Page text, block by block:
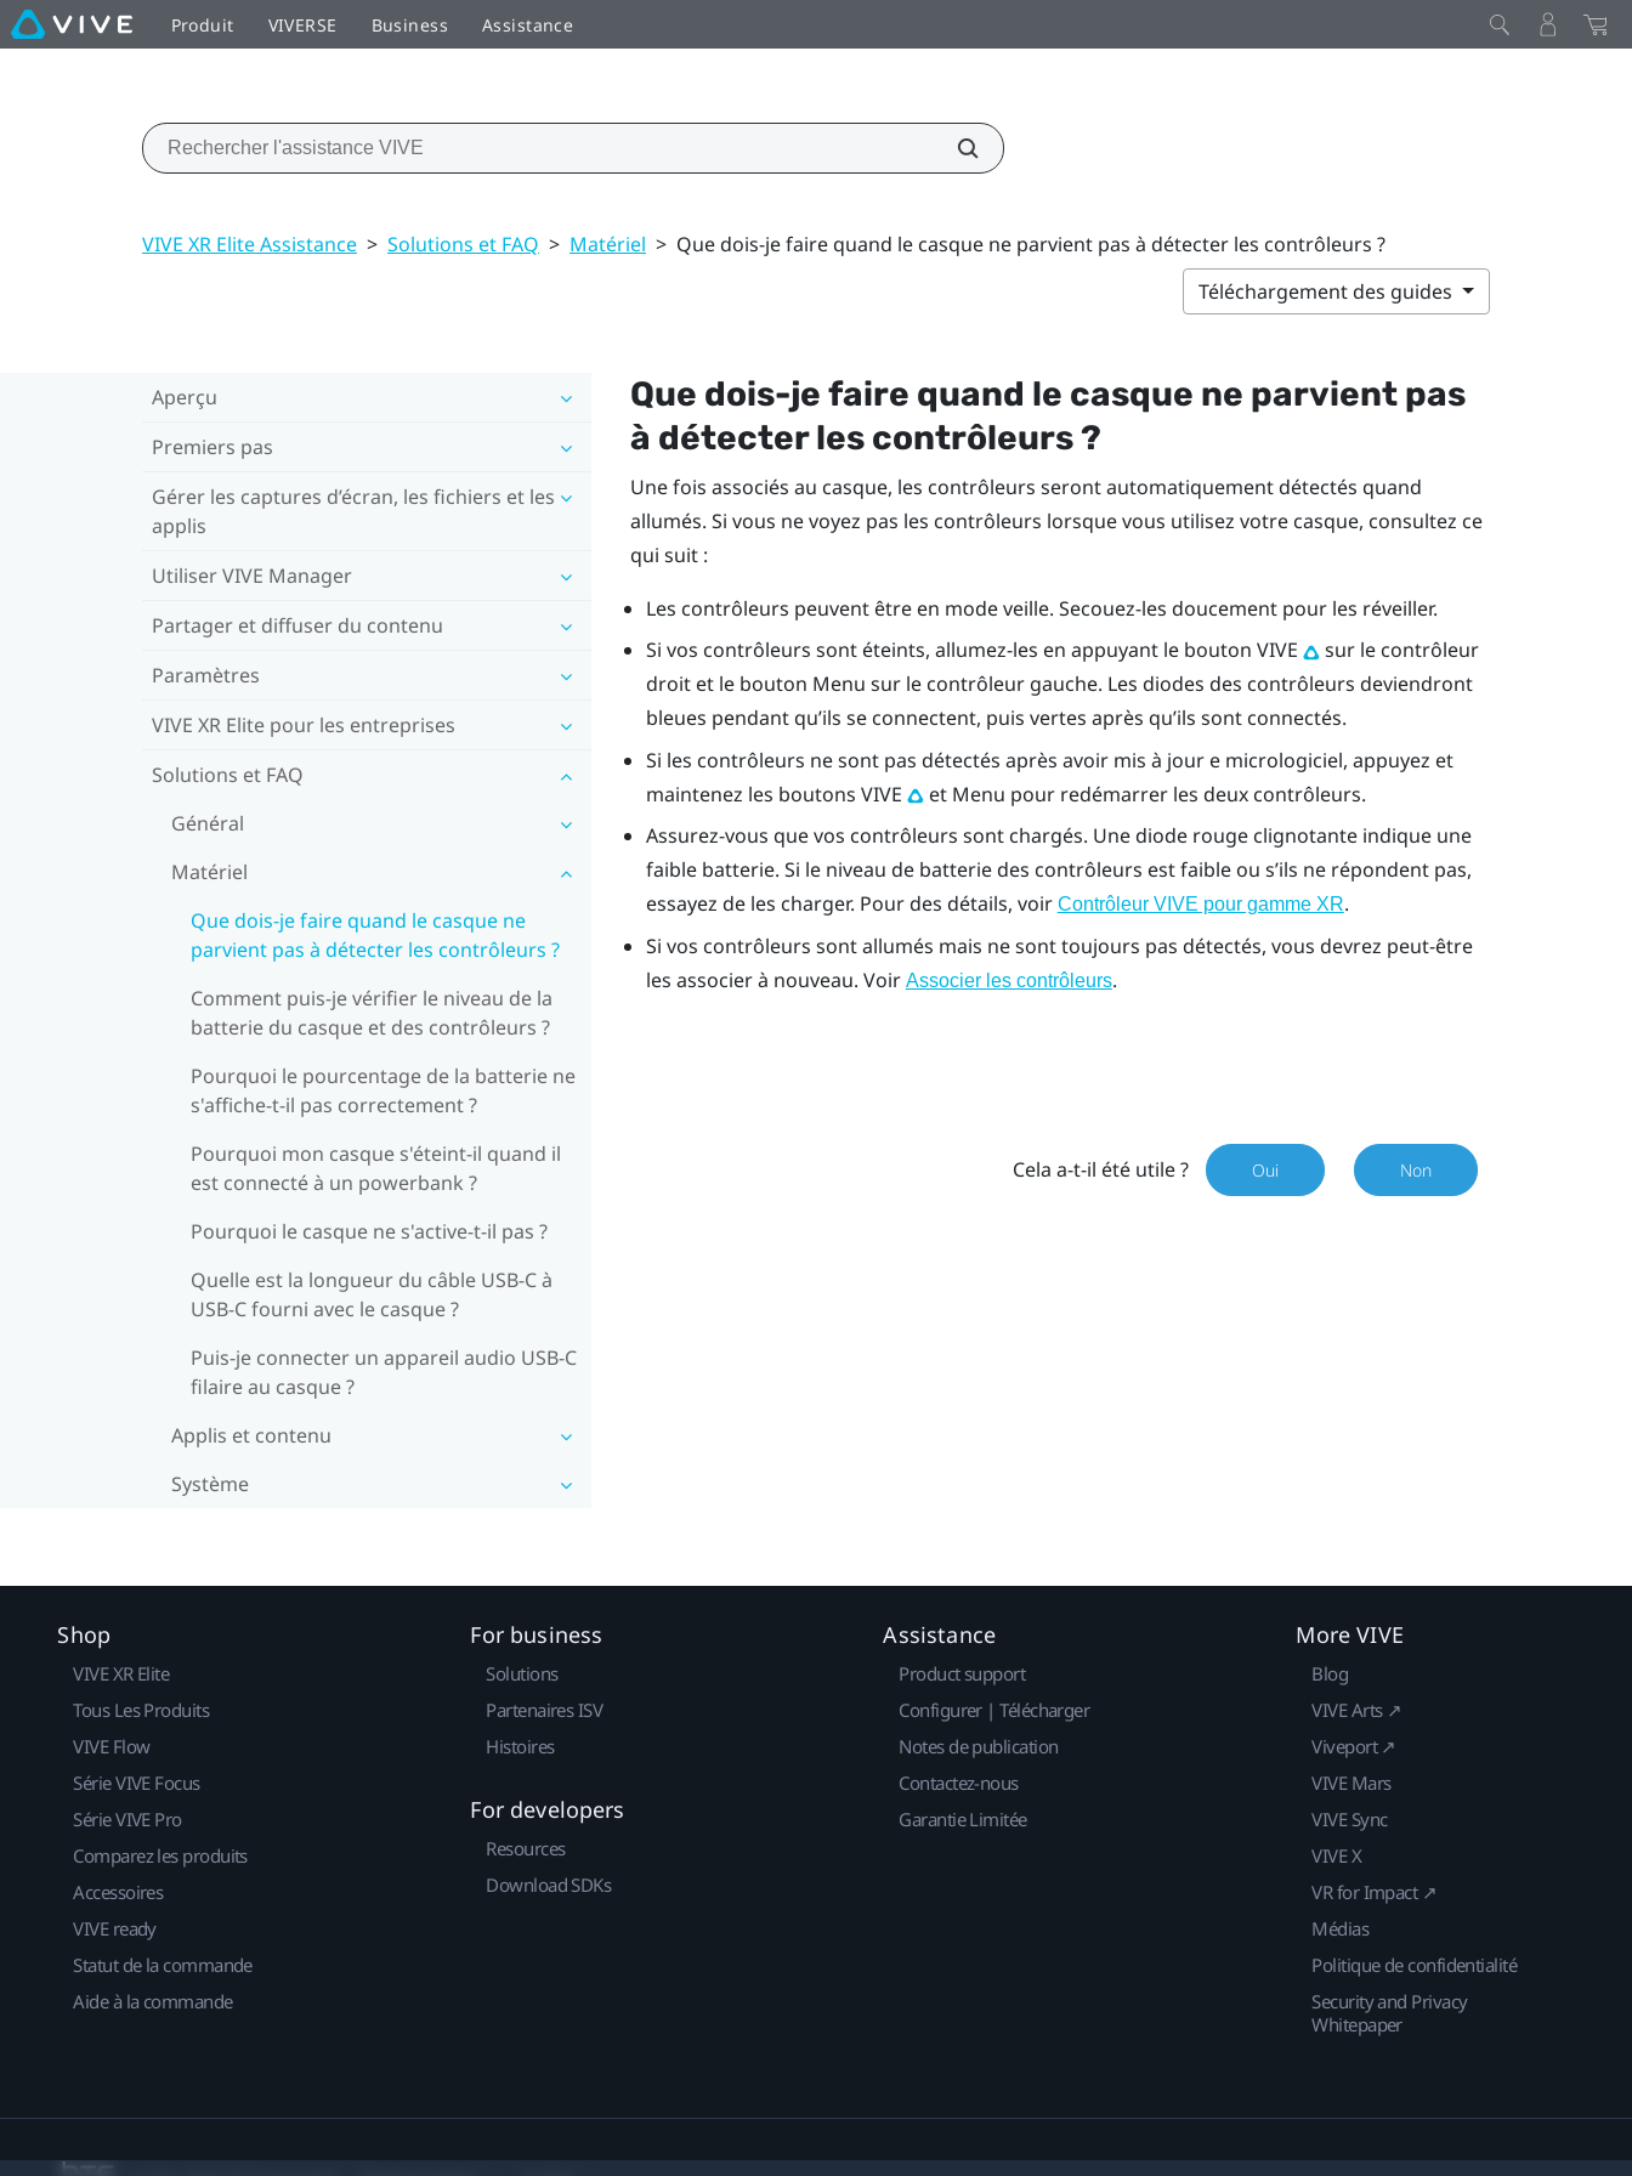
Produit VIVERSE Business Assistance
VIVE XR Elite Assistance > Solutions et FAQ > Matériel > Que dois-je faire quand le casque ne parvient pas à détecter les contrôleurs ?
Téléchargement des guides
Aperçu
Premiers pas
Gérer les captures d’écran, les fichiers et les
applis
Utiliser VIVE Manager
Partager et diffuser du contenu
Paramètres
VIVE XR Elite pour les entreprises
Solutions et FAQ
Général
Matériel
Que dois-je faire quand le casque ne
parvient pas à détecter les contrôleurs ?
Comment puis-je vérifier le niveau de la
batterie du casque et des contrôleurs ?
Pourquoi le pourcentage de la batterie ne
s'affiche-t-il pas correctement ?
Pourquoi mon casque s'éteint-il quand il
est connecté à un powerbank ?
Pourquoi le casque ne s'active-t-il pas ?
Quelle est la longueur du câble USB-C à
USB-C fourni avec le casque ?
Puis-je connecter un appareil audio USB-C
filaire au casque ?
Applis et contenu
Système
Que dois-je faire quand le casque ne parvient pas
à détecter les contrôleurs ?
Une fois associés au casque, les contrôleurs seront automatiquement détectés quand
allumés. Si vous ne voyez pas les contrôleurs lorsque vous utilisez votre casque, consultez ce
qui suit :
Les contrôleurs peuvent être en mode veille. Secouez-les doucement pour les réveiller.
Si vos contrôleurs sont éteints, allumez-les en appuyant le bouton VIVE
sur le contrôleur
droit et le bouton Menu sur le contrôleur gauche. Les diodes des contrôleurs deviendront
bleues pendant qu’ils se connectent, puis vertes après qu’ils sont connectés.
Si les contrôleurs ne sont pas détectés après avoir mis à jour e micrologiciel, appuyez et
maintenez les boutons VIVE et Menu pour redémarrer les deux contrôleurs.
Assurez-vous que vos contrôleurs sont chargés. Une diode rouge clignotante indique une
faible batterie. Si le niveau de batterie des contrôleurs est faible ou s’ils ne répondent pas,
essayez de les charger. Pour des détails, voir Contrôleur VIVE pour gamme XR.
Si vos contrôleurs sont allumés mais ne sont toujours pas détectés, vous devrez peut-être
les associer à nouveau. Voir Associer les contrôleurs.
Cela a-t-il été utile ? Oui Non
Shop
VIVE XR Elite
Tous Les Produits
VIVE Flow
Série VIVE Focus
Série VIVE Pro
Comparez les produits
Accessoires
VIVE ready
Statut de la commande
Aide à la commande
For business
Solutions
Partenaires ISV
Histoires
For developers
Resources
Download SDKs
Assistance
Product support
Configurer | Télécharger
Notes de publication
Contactez-nous
Garantie Limitée
More VIVE
Blog
VIVE Arts ↗
Viveport ↗
VIVE Mars
VIVE Sync
VIVE X
VR for Impact ↗
Médias
Politique de confidentialité
Security and Privacy
Whitepaper